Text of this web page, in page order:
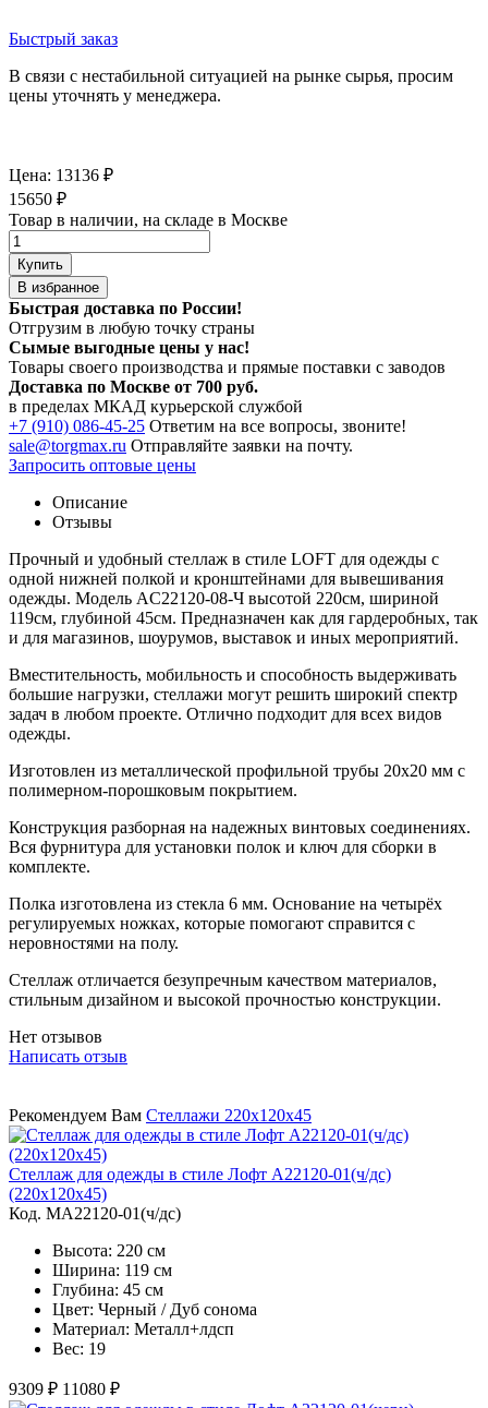
Быстрый заказ
В связи с нестабильной ситуацией на рынке сырья, просим
цены уточнять у менеджера.
Цена: 13136 ₽
15650 ₽
Товар в наличии, на складе в Москве
Купить
В избранное
Быстрая доставка по России!
Отгрузим в любую точку страны
Сымые выгодные цены у нас!
Товары своего производства и прямые поставки с заводов
Доставка по Москве от 700 руб.
в пределах МКАД курьерской службой
+7 (910) 086-45-25 Ответим на все вопросы, звоните!
sale@torgmax.ru Отправляйте заявки на почту.
Запросить оптовые цены
Описание
Отзывы
Прочный и удобный стеллаж в стиле LOFT для одежды с
одной нижней полкой и кронштейнами для вывешивания
одежды. Модель AС22120-08-Ч высотой 220см, шириной
119см, глубиной 45см. Предназначен как для гардеробных, так
и для магазинов, шоурумов, выставок и иных мероприятий.
Вместительность, мобильность и способность выдерживать
большие нагрузки, стеллажи могут решить широкий спектр
задач в любом проекте. Отлично подходит для всех видов
одежды.
Изготовлен из металлической профильной трубы 20х20 мм с
полимерном-порошковым покрытием.
Конструкция разборная на надежных винтовых соединениях.
Вся фурнитура для установки полок и ключ для сборки в
комплекте.
Полка изготовлена из стекла 6 мм. Основание на четырёх
регулируемых ножках, которые помогают справится с
неровностями на полу.
Стеллаж отличается безупречным качеством материалов,
стильным дизайном и высокой прочностью конструкции.
Нет отзывов
Написать отзыв
Рекомендуем Вам Стеллажи 220х120х45
Стеллаж для одежды в стиле Лофт A22120-01(ч/дс)
(220х120х45)
Код. MA22120-01(ч/дс)
Высота: 220 см
Ширина: 119 см
Глубина: 45 см
Цвет: Черный / Дуб сонома
Материал: Металл+лдсп
Вес: 19
9309 ₽ 11080 ₽